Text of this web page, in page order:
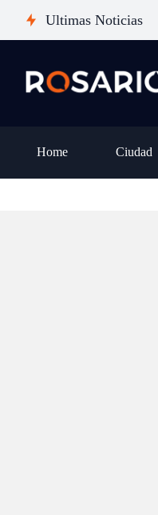
Ultimas Noticias
Home Ciudad